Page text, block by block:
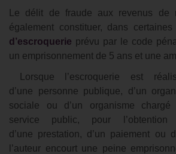
Le délit de fraude aux revenus de
également constituer, dans
d’escroquerie prévu par le code
un emprisonnement de 5 ans et une
Lorsque l’escroquerie est
d’une personne publique, d’un
sociale ou d’un organisme chargé
service public, pour l’obtention
d’une prestation, d’un paiement ou
l’auteur encourt une peine